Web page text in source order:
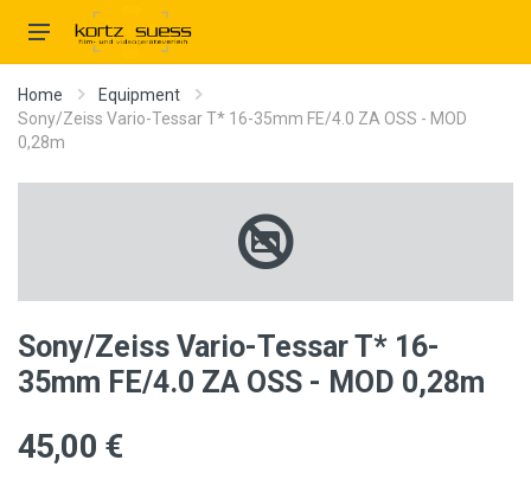
Home
Equipment
Sony/Zeiss Vario-Tessar T* 16-35mm FE/4.0 ZA OSS - MOD
0,28m
Sony/Zeiss Vario-Tessar T* 16-
35mm FE/4.0 ZA OSS - MOD 0,28m
45,00 €